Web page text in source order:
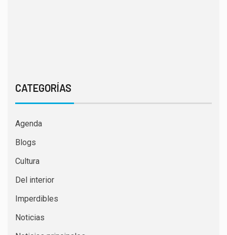
CATEGORÍAS
Agenda
Blogs
Cultura
Del interior
Imperdibles
Noticias